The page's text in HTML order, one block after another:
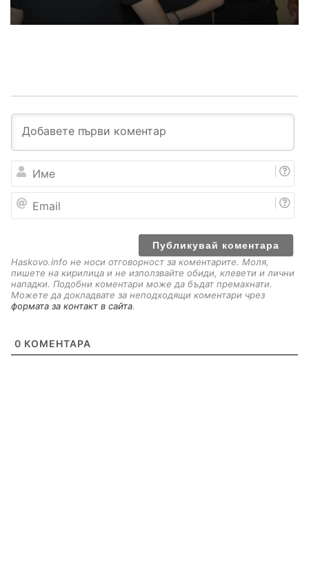
е
a
Haskovo.info не носи отговорност за коментарите. Моля,
пишете на кирилица и не използвайте обиди, клевети и лични
нападки. Подобни коментари може да бъдат премахнати.
Можете да докладвате за неподходящи коментари чрез
формата за контакт в сайта.
0 КОМЕНТАРА